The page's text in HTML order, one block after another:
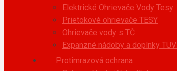
Elektrické Ohrievače Vody Tesy
Prietokové ohrievače TESY
Ohrievače vody s TČ
Expanzné nádoby a doplnky TUV
Protimrazová ochrana